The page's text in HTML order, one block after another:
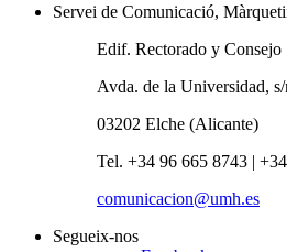
Servei de Comunicació,
Edif. Rectorado y Consejo
Avda. de la Universidad, s/
03202 Elche (Alicante)
Tel. +34 96 665 8743 |
comunicacion@umh.es
Segueix-nos